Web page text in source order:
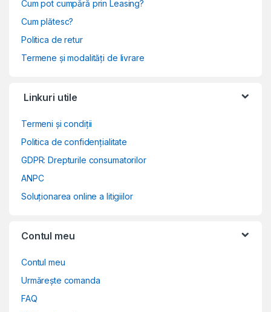
Cum pot cumpără prin Leasing?
Cum plătesc?
Politica de retur
Termene și modalități de livrare
Linkuri utile
Termeni și condiții
Politica de confidențialitate
GDPR: Drepturile consumatorilor
ANPC
Soluționarea online a litigiilor
Contul meu
Contul meu
Urmărește comanda
FAQ